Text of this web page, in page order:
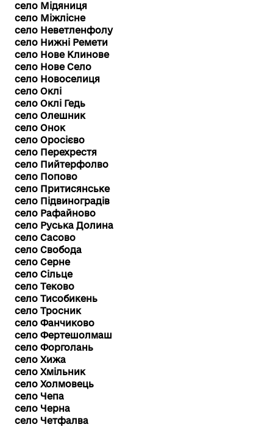
село Мідяниця
село Міжлісне
село Неветленфолу
село Нижні Ремети
село Нове Клинове
село Нове Село
село Новоселиця
село Оклі
село Оклі Гедь
село Олешник
село Онок
село Оросієво
село Перехрестя
село Пийтерфолво
село Попово
село Притисянське
село Підвиноградів
село Рафайново
село Руська Долина
село Сасово
село Свобода
село Серне
село Сільце
село Теково
село Тисобикень
село Тросник
село Фанчиково
село Фертешолмаш
село Форголань
село Хижа
село Хмільник
село Холмовець
село Чепа
село Черна
село Четфалва